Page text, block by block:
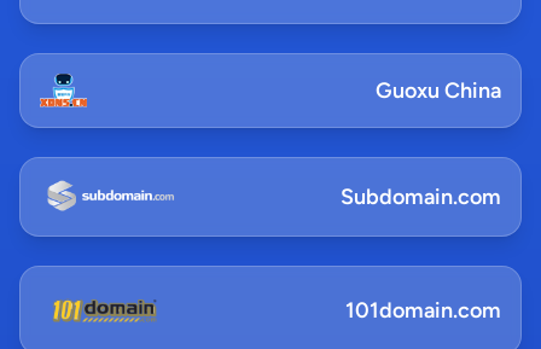
Guoxu China
Subdomain.com
101domain.com